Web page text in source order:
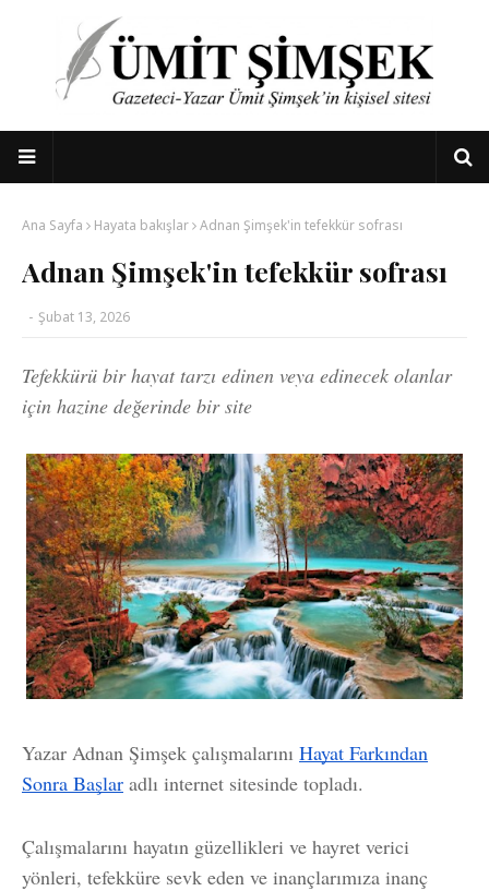
Ana Sayfa Hayata bakışlar Adnan Şimşek'in tefekkür sofrası
Adnan Şimşek'in tefekkür sofrası
- Şubat 13, 2026
Tefekkürü bir hayat tarzı edinen veya edinecek olanlar
için hazine değerinde bir site
Yazar Adnan Şimşek çalışmalarını Hayat Farkından
Sonra Başlar adlı internet sitesinde topladı.
Çalışmalarını hayatın güzellikleri ve hayret verici
yönleri, tefekküre sevk eden ve inançlarımıza inanç